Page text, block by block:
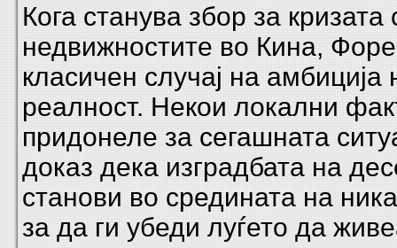
Кога станува збор за кризата
недвижностите во Кина,
класичен случај на амбиција
реалност. Некои локални
придонеле за сегашната
доказ дека изградбата на
станови во средината на
за да ги убеди луѓето да